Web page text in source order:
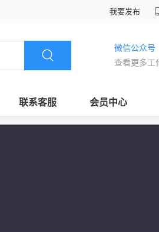
我要发布
微信公众号
查看更多工
联系客服 会员中心